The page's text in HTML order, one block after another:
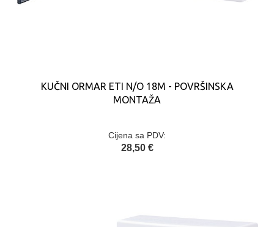
KUČNI ORMAR ETI N/O 18M - POVRŠINSKA
MONTAŽA
Cijena sa PDV:
28,50 €